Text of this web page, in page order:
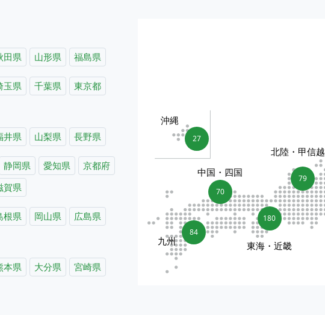
田県 山形県 福島県
玉県 千葉県
東京都
井県 山梨県 長野県
静岡県 愛知県
京都府
賀県
根県 岡山県
広島県
本県 大分県
宮崎県
79
北陸・甲信越
180
東海・近畿
70
中国・四国
84
九州
27
沖縄